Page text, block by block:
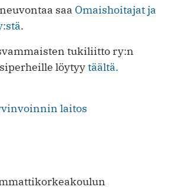
saa Omaishoitajat ja
.
tukiliitto ry:n
löytyytäältä.
laitos